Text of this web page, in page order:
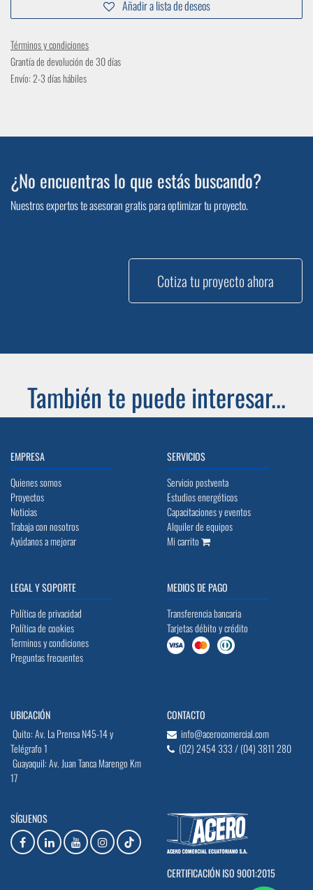
Añadir a lista de deseos
Términos y condiciones
Grantía de devolución de 30 días
Envío: 2-3 días hábiles
¿No encuentras lo que estás buscando?
Nuestros expertos te asesoran gratis para optimizar tu proyecto.
Cotiza tu proyecto ahora
También te puede interesar...
EMPRESA
Quienes somos
Proyectos
Noticias
Trabaja con nosotros
Ayúdanos a mejorar
SERVICIOS
Servicio postventa
Estudios energéticos
Capacitaciones y eventos
Alquiler de equipos
Mi carrito
LEGAL Y SOPORTE
Política de privacidad
Política de cookies
Terminos y condiciones
Preguntas frecuentes
MEDIOS DE PAGO
Transferencia bancaria
Tarjetas débito y crédito
UBICACIÓN
Quito: Av. La Prensa N45-14 y
Telégrafo 1
Guayaquil: Av. Juan Tanca Marengo Km
17
CONTACTO
info@acerocomercial.com
(02) 2454 333 / (04) 3811 280
SÍGUENOS
CERTIFICACIÓN ISO 9001:2015